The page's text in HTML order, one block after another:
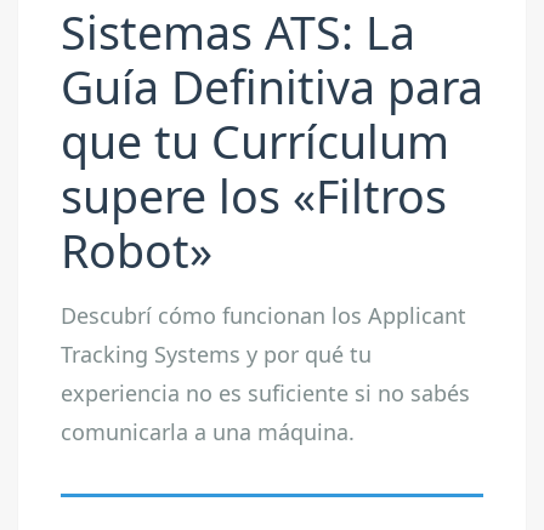
Sistemas ATS: La
Guía Definitiva para
que tu Currículum
supere los «Filtros
Robot»
Descubrí cómo funcionan los Applicant
Tracking Systems y por qué tu
experiencia no es suficiente si no sabés
comunicarla a una máquina.